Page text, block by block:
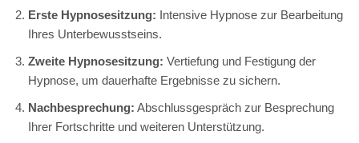
Erste Hypnosesitzung: Intensive Hypnose zur Bearbeitung
Ihres Unterbewusstseins.
Zweite Hypnosesitzung: Vertiefung und Festigung der
Hypnose, um dauerhafte Ergebnisse zu sichern.
Nachbesprechung: Abschlussgespräch zur Besprechung
Ihrer Fortschritte und weiteren Unterstützung.